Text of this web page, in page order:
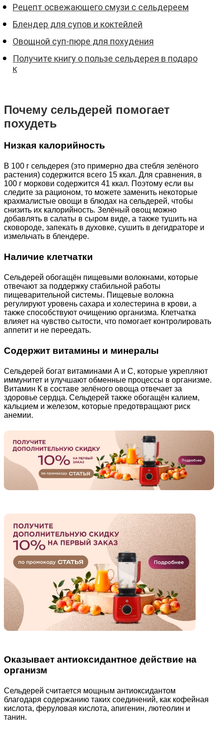
Рецепт освежающего смузи с сельдереем
Блендер для супов и коктейлей
Овощной суп-пюре для похудения
Получите книгу о пользе сельдерея в подаро
к
Почему сельдерей помогает
похудеть
Низкая калорийность
В 100 г сельдерея (это примерно два стебля зелёного
растения) содержится всего 15 ккал. Для сравнения, в
100 г моркови содержится 41 ккал. Поэтому если вы
следите за рационом, то можете заменить некоторые
крахмалистые овощи в блюдах на сельдерей, чтобы
снизить их калорийность. Зелёный овощ можно
добавлять в салаты в сыром виде, а также тушить на
сковороде, запекать в духовке, сушить в дегидраторе и
измельчать в блендере.
Наличие клетчатки
Сельдерей обогащён пищевыми волокнами, которые
отвечают за поддержку стабильной работы
пищеварительной системы. Пищевые волокна
регулируют уровень сахара и холестерина в крови, а
также способствуют очищению организма. Клетчатка
влияет на чувство сытости, что помогает контролировать
аппетит и не переедать.
Содержит витамины и минералы
Сельдерей богат витаминами А и С, которые укрепляют
иммунитет и улучшают обменные процессы в организме.
Витамин К в составе зелёного овоща отвечает за
здоровье сердца. Сельдерей также обогащён калием,
кальцием и железом, которые предотвращают риск
анемии.
Оказывает антиоксидантное действие на
организм
Сельдерей считается мощным антиоксидантом
благодаря содержанию таких соединений, как кофейная
кислота, феруловая кислота, апигенин, лютеолин и
танин.